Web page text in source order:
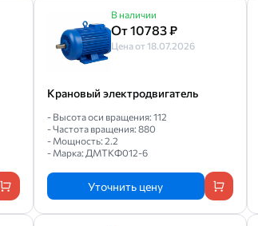
В наличии
От 10783 ₽
Цена от 18.07.2026
Крановый электродвигатель
- Высота оси вращения: 112
- Частота вращения: 880
- Мощность: 2.2
- Марка: ДМТКФ012-6
Уточнить цену